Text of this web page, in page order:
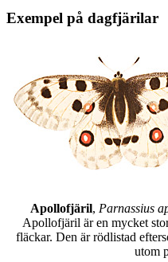
Exempel på dagfjärilar
Apollofjäril, Parnassius
Apollofjäril är en mycket
fläckar. Den är rödlistad
utom